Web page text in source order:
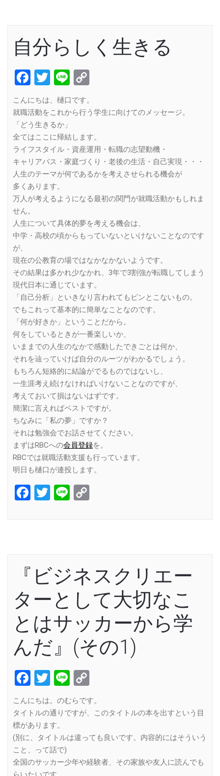
自分らしく生きる
Facebook
Twitter
Line
こんにちは、樋口です。
就職活動をこれから行う学生に向けてのメッセージ。
「どう生きるか」
全てはここに帰結します。
ライフスタイル・資産運用・転職の志望動機・
キャリアパス・家庭づくり・老後の生活・自己実現・・・
人生のテーマが何であるかを考えさせられる機会が
多くあります。
万人が考えるようになる最初の関門が就職活動かもしれま
せん。
人生について具体的夢を考える機会は、
中学・高校の頃からもっていないといけないことなのです
が、
現在の公教育の場ではなかなかないようです。
その結果は多かれ少なかれ、3年で3割強が転職してしまう
現代日本に通じています。
「自己分析」といきなり言われてもピンとこないもの。
でもこれって基本的に簡単なことなのです。
「何が好きか」ということだから。
何をしているときが一番楽しいか、
いままでの人生のなかで感動したできごとは何か、
それを辿っていけば自分のルーツがわかるでしょう。
もちろん短絡的に結論がでるものではないし、
一生涯考え続けなければいけないことなのですが、
考えておいて損はないはずです。
簡潔に言えればベストですが。
ちなみに「私の夢」ですか？
それは勉強会でお話させてください。
まずはRBCへの会員登録を。
RBCでは就職活動支援も行っています。
明日も樋口が連投します。
Facebook
Twitter
Line
『ビジネスクリエー
ターとして大切なこ
とはサッカーから学
んだ』(その1)
Facebook
Twitter
Line
Link
こんにちは。のむらです。
タイトルの通りですが、このタイトルの本を出すという目
標があります。
(別に、タイトルは違っても良いです。内容的にはそういう
こと、って話で)
全国のサッカー少年や経験者、その家族や友人に読んでも